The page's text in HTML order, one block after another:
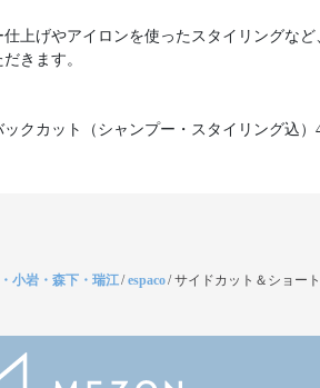
上げやアイロンを使ったスタイリングなど
きます。
クカット（シャンプー・スタイリング込）
小岩・森下・瑞江/espaco/サイドカット＆ショー